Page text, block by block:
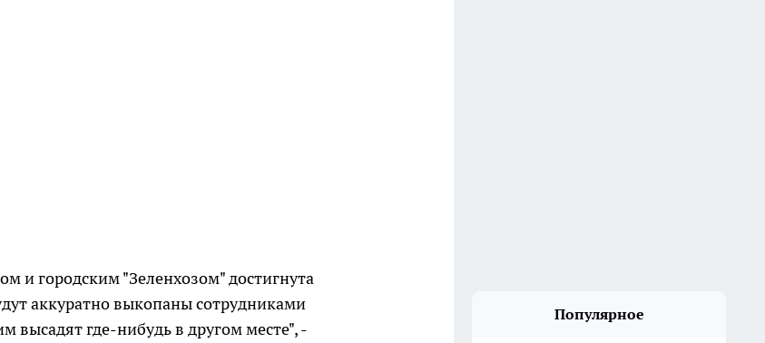
и городским "Зеленхозом" достигнута
аккуратно выкопаны сотрудниками
высадят где-нибудь в другом месте", -
Популярное